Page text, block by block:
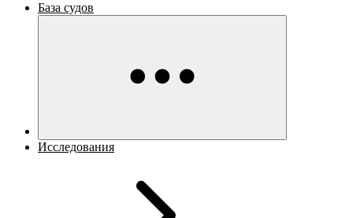
База судов
Исследования